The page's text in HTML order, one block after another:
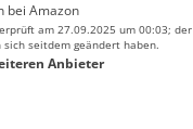
bei Amazon
am 27.09.2025 um 00:03; der
sich seitdem geändert haben.
Anbieter